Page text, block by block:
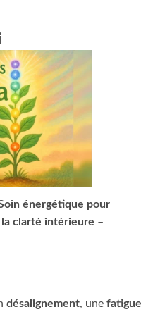
énergétique pour
la clarté intérieure –
désalignement, une fatigue